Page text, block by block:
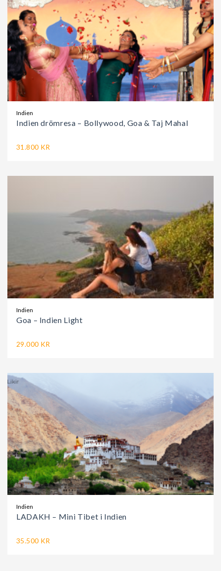
Indien
Indien drömresa – Bollywood, Goa & Taj Mahal
31.800 KR
Indien
Goa – Indien Light
29.000 KR
Indien
LADAKH – Mini Tibet i Indien
35.500 KR